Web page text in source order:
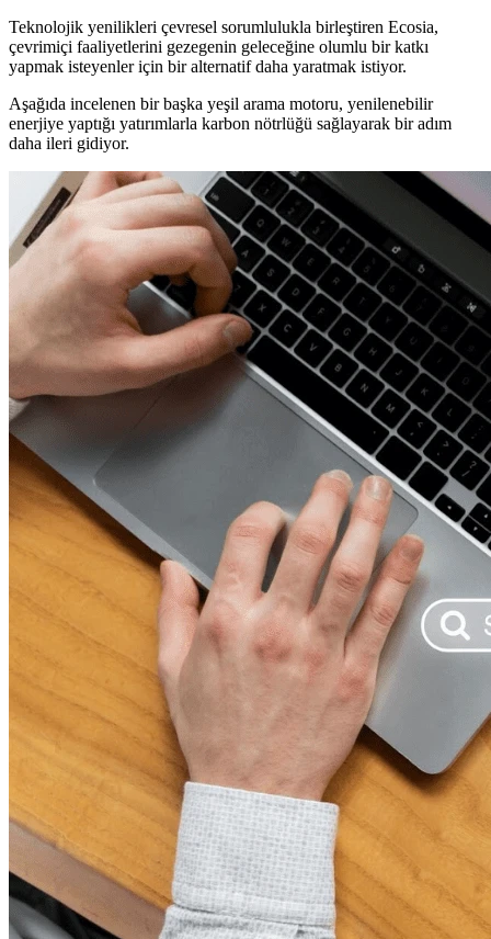
Teknolojik yenilikleri çevresel sorumlulukla birleştiren Ecosia,
çevrimiçi faaliyetlerini gezegenin geleceğine olumlu bir katkı
yapmak isteyenler için bir alternatif daha yaratmak istiyor.
Aşağıda incelenen bir başka yeşil arama motoru, yenilenebilir
enerjiye yaptığı yatırımlarla karbon nötrlüğü sağlayarak bir adım
daha ileri gidiyor.